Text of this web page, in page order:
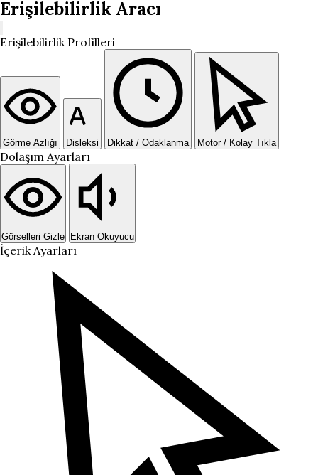
Erişilebilirlik Aracı
Erişilebilirlik Profilleri
Görme Azlığı Disleksi Dikkat / Odaklanma Motor / Kolay Tıkla
Dolaşım Ayarları
Görselleri Gizle Ekran Okuyucu
İçerik Ayarları